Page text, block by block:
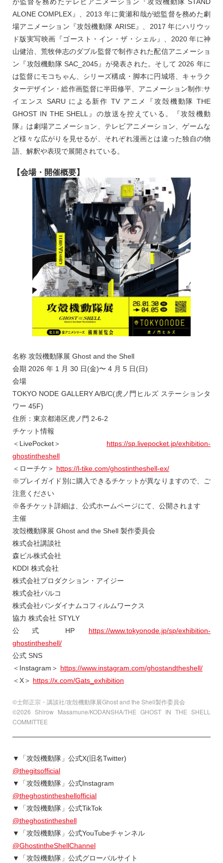
ALONE COMPLEX』、2013 年に黄瀬和哉が総監督を務めた劇
場アニメーション『攻殻機動隊 ARISE』、2017 年にハリウッ
ド版実写映画『ゴースト・イン・ザ・シェル』、2020 年に神
山健治、荒牧伸志のダブル監督で制作された配信アニメーショ
ン『攻殻機動隊 SAC_2045』が発表された。そして 2026 年に
は監督にモコちゃん、シリーズ構成・脚本に円城塔、キャラク
ターデザイン・総作画監督に半田修平、アニメーション制作:サ
イエンス SARU による新作 TV アニメ『攻殻機動隊 THE
GHOST IN THE SHELL』の放送を控えている。『攻殻機動
隊』は劇場アニメーション、テレビアニメーション、ゲームな
ど様々な広がりを見せるが、それぞれ漫画とは違った独自の物
語、解釈や表現で展開されている。
【会場・開催概要】
名称 攻殻機動隊展 Ghost and the Shell
会期 2026 年 1 月 30 日(金)〜 4 月 5 日(日)
会場
TOKYO NODE GALLERY A/B/C(虎ノ門ヒルズ ステーションタ
ワー 45F)
住所：東京都港区虎ノ門 2-6-2
チケット情報
＜LivePocket＞ https://sp.livepocket.jp/exhibition-
ghostintheshell
＜ローチケ＞ https://l-tike.com/ghostintheshell-ex/
※プレイガイド別に購入できるチケットが異なりますので、ご
注意ください
※各チケット詳細は、公式ホームページにて、公開されます
主催
攻殻機動隊展 Ghost and the Shell 製作委員会
株式会社講談社
森ビル株式会社
KDDI 株式会社
株式会社プロダクション・アイジー
株式会社パルコ
株式会社バンダイナムコフィルムワークス
協力 株式会社 STYLY
公式 HP https://www.tokyonode.jp/sp/exhibition-
ghostintheshell/
公式 SNS
＜Instagram＞ https://www.instagram.com/ghostandtheshell/
＜X＞ https://x.com/Gats_exhibition
©士郎正宗・講談社/攻殻機動隊展Ghost and the Shell製作委員会
©2026 Shirow Masamune/KODANSHA/THE GHOST IN THE SHELL
COMMITTEE
▼「攻殻機動隊」公式X(旧名Twitter)
@thegitsofficial
▼「攻殻機動隊」公式Instagram
@theghostintheshellofficial
▼「攻殻機動隊」公式TikTok
@theghostintheshell
▼「攻殻機動隊」公式YouTubeチャンネル
@GhostintheShellChannel
▼「攻殻機動隊」公式グローバルサイト